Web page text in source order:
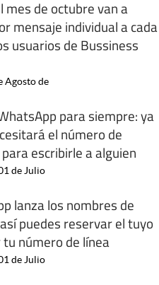
mes de octubre van a
mensaje individual a cada
usuarios de Bussiness
Agosto de
para siempre: ya
el número de
escribirle a alguien
de Julio
lanza los nombres de
puedes reservar el tuyo
número de línea
de Julio